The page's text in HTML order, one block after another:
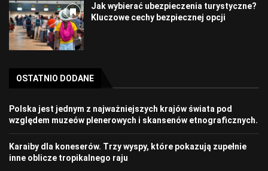
Jak wybierać ubezpieczenia turystyczne?
Kluczowe cechy bezpiecznej opcji
OSTATNIO DODANE
Polska jest jednym z najważniejszych krajów świata pod
względem muzeów plenerowych i skansenów etnograficznych.
Karaiby dla koneserów. Trzy wyspy, które pokazują zupełnie
inne oblicze tropikalnego raju